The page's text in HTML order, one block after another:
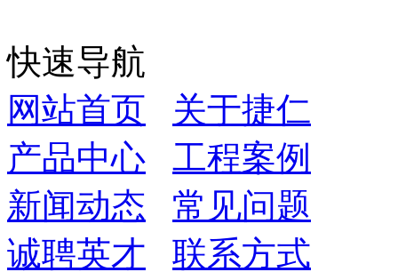
快速导航
网站首页
关于捷仁
产品中心
工程案例
新闻动态
常见问题
诚聘英才
联系方式